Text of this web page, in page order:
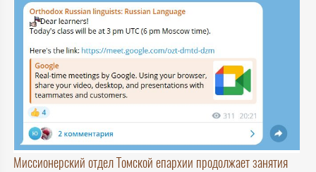
Миссионерский отдел Томской епархии продолжает занятия